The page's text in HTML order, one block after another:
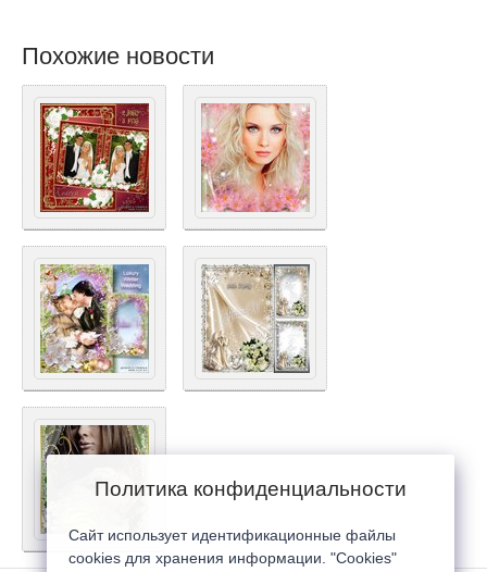
Похожие новости
Политика конфиденциальности
Сайт использует идентификационные файлы
cookies для хранения информации. "Cookies"